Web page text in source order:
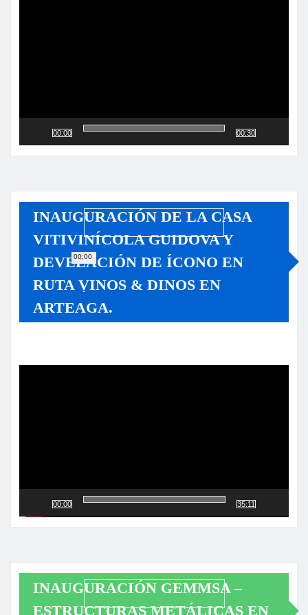
00:00
00:00
00:30
INAUGURACIÓN DE LA CASA
VITIVINÍCOLA GUIDOVA Y
DEVELACIÓN DE ÍCONO EN
RUTA VINOS & DINOS EN
ARTEAGA.
00:00 35:11
INAUGURACIÓN GEMMSA –
ESTRUCTURAS METÁLICAS EN